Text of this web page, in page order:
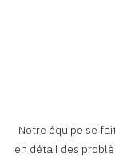
Notre équipe se
en détail des